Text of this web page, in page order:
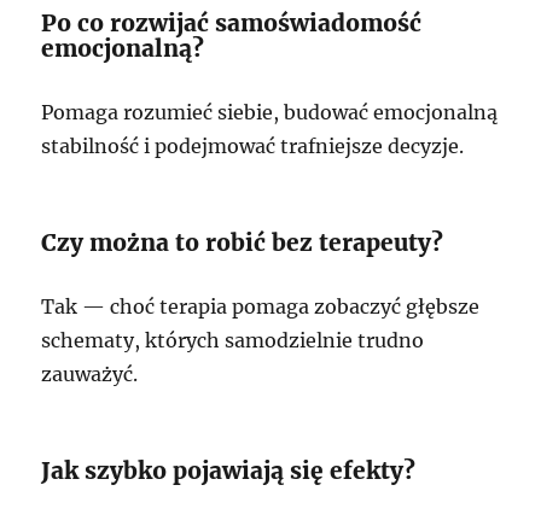
Po co rozwijać samoświadomość
emocjonalną?
Pomaga rozumieć siebie, budować emocjonalną
stabilność i podejmować trafniejsze decyzje.
Czy można to robić bez terapeuty?
Tak — choć terapia pomaga zobaczyć głębsze
schematy, których samodzielnie trudno
zauważyć.
Jak szybko pojawiają się efekty?